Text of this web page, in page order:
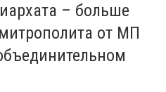
– больше
от МП